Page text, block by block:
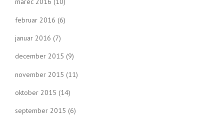
februar 2016 (6)
januar 2016 (7)
december 2015 (9)
november 2015 (11)
oktober 2015 (14)
september 2015 (6)